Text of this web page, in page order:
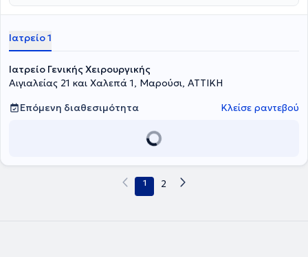
Αθηνών, στην οποία εισήχθη το 1973 με υποτροφία. Μετά το πέρας
ειδικεύθηκε στη Γενική Χειρουργική στο Νοσοκομείο του Ελληνικού
Ερυθρού Σταυρού. Υπηρέτησε επί 30ετία στη Χειρουργική Κλινική
και Αγγειολογικό Ιατρείο του 7ου Νοσοκομείου ΙΚΑ, τη Χειρουργική
Κλινική του Γενικού Νοσοκομείου Νοσημάτων Θώρακος Αθηνών
"Σωτηρία" και του Γενικού Νοσοκομείου Νέας Ιωνίας
"Κωνσταντινοπούλειο", από όπου αποχώρησε με το βαθμό του
Διευθυντού. Είναι μέλος σε πολλές ιατρικές εταιρείες και έχει
ελληνικά και διεθνή συνέδρια. Το νέο του Ιατρείο στο Μαρούσι είναι
ιατρικών τους υπηρεσιών. Διαθέτει ιδιωτικό χώρο parking, ενώ
καλύπτει πλήρως τις ανάγκες του ασθενούς και παράλληλα κάνει
Ιατρείο 1
Ιατρείο Γενικής Χειρουργικής
Αιγιαλείας 21 και Χαλεπά 1, Μαρούσι, ΑΤΤΙΚΗ
Επόμενη διαθεσιμότητα
Κλείσε ραντεβού
1 2